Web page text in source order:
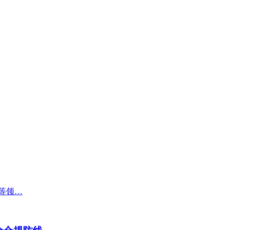
领…